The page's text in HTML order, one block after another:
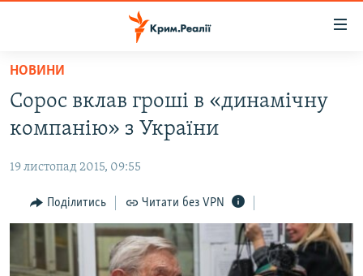
Перейти
основного
матеріалу
до
навігації
Перейти
пошуку
ВОДА.КРИМ
ПОЛІТИКА
БЛОГИ
ПОГЛЯД
ІНТЕРВ'Ю
НОВИНИ
Сорос вклав гроші в «динамічну
компанію» з України
19 листопад 2015, 09:55
Поділитись Читати без VPN